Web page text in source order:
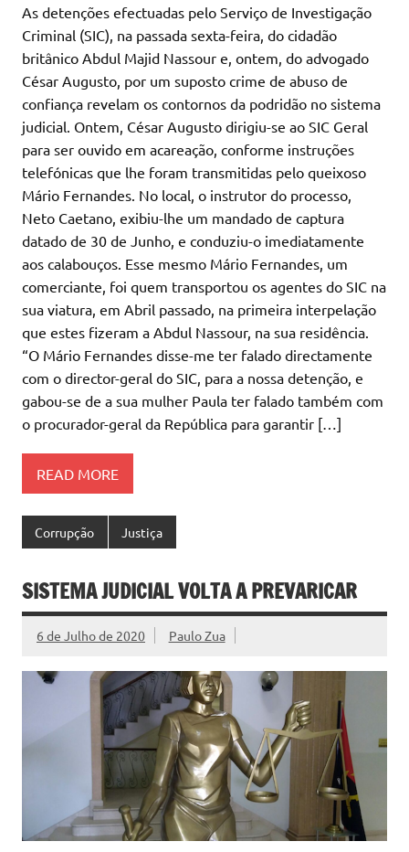
As detenções efectuadas pelo Serviço de Investigação
Criminal (SIC), na passada sexta-feira, do cidadão
britânico Abdul Majid Nassour e, ontem, do advogado
César Augusto, por um suposto crime de abuso de
confiança revelam os contornos da podridão no sistema
judicial. Ontem, César Augusto dirigiu-se ao SIC Geral
para ser ouvido em acareação, conforme instruções
telefónicas que lhe foram transmitidas pelo queixoso
Mário Fernandes. No local, o instrutor do processo,
Neto Caetano, exibiu-lhe um mandado de captura
datado de 30 de Junho, e conduziu-o imediatamente
aos calabouços. Esse mesmo Mário Fernandes, um
comerciante, foi quem transportou os agentes do SIC na
sua viatura, em Abril passado, na primeira interpelação
que estes fizeram a Abdul Nassour, na sua residência.
“O Mário Fernandes disse-me ter falado directamente
com o director-geral do SIC, para a nossa detenção, e
gabou-se de a sua mulher Paula ter falado também com
o procurador-geral da República para garantir […]
READ MORE
Corrupção Justiça
SISTEMA JUDICIAL VOLTA A PREVARICAR
6 de Julho de 2020 Paulo Zua